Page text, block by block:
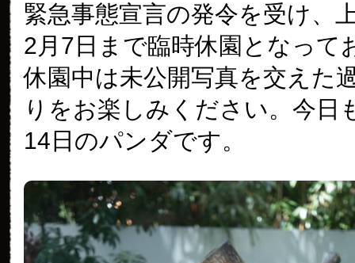
緊急事態宣言の発令を受け、
2月7日まで臨時休園となって
休園中は未公開写真を交えた
りをお楽しみください。今日
14日のパンダです。